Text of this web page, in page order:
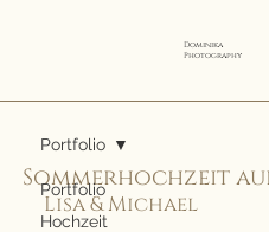
Dominika
Photography
Portfolio
Hochzeit
Portfolio
Sommerhochzeit
Lisa & Michael